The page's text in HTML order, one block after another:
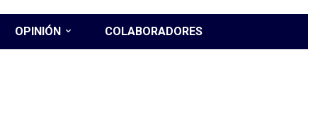
OPINIÓN COLABORADORES